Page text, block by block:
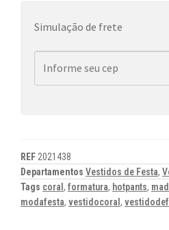
Simulação de frete
REF 2021438
Departamentos Vestidos de Festa,
Tags coral , formatura, hotpants,
modafesta, vestidocoral ,